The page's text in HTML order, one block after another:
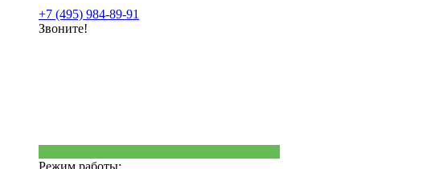
+7 (495) 984-89-91
Звоните!
Режим работы: